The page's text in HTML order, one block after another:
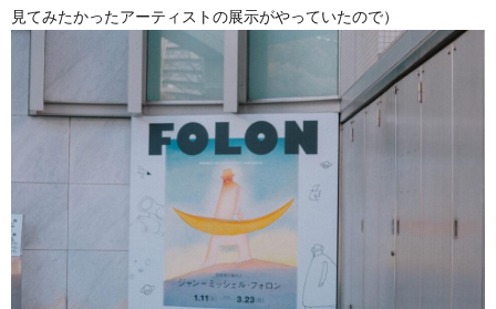
見てみたかったアーティストの展示がやっていたので）